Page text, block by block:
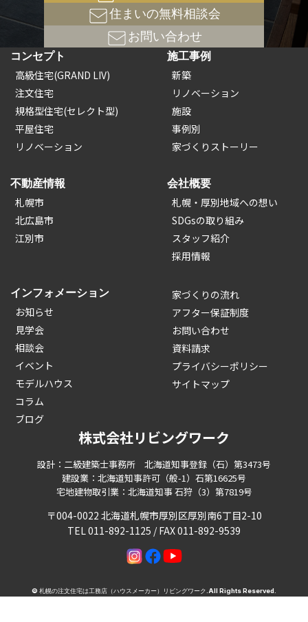
住まいの無料相談会
お問い合わせ
コンセプト
高級住宅(GRAND LIV)
注文住宅
規格型住宅(セレクト型)
平屋住宅
リノベーション
施工事例
新築
リノベーション
施設
事例別
家づくりストーリー
不動産情報
札幌市
北広島市
江別市
会社概要
札幌・厚別地域への想い
SDGsの取り組み
スタッフ紹介
採用情報
インフォメーション
お知らせ
見学会
相談会
イベント
モデルハウス
コラム
ブログ
家づくりの流れ
アフター保証制度
お問い合わせ
資料請求
プライバシーポリシー
サイトマップ
株式会社リビングワーク
設計：二級建築士事務所 北海道知事登録（石）第3473号
建設業：北海道知事許可（般-1）石第16625号
宅地建物取引業：北海道知事 石狩（3）第7819号
〒004-0022 北海道札幌市厚別区厚別南6丁目2-10
TEL 011-892-1125 / FAX 011-892-9539
© 札幌の注文住宅は工務店（ハウスメーカー）リビングワーク.All Rights Reserved.